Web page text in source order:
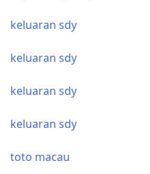
keluaran sdy
keluaran sdy
keluaran sdy
keluaran sdy
toto macau